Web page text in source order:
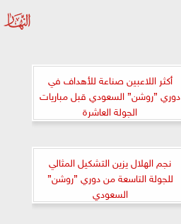
أكثر اللاعبين صناعة للأهداف في
دوري ”روشن” السعودي قبل مباريات
الجولة العاشرة
نجم الهلال يزين التشكيل المثالي
للجولة التاسعة من دوري ”روشن”
السعودي